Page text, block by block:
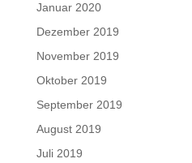
Januar 2020
Dezember 2019
November 2019
Oktober 2019
September 2019
August 2019
Juli 2019